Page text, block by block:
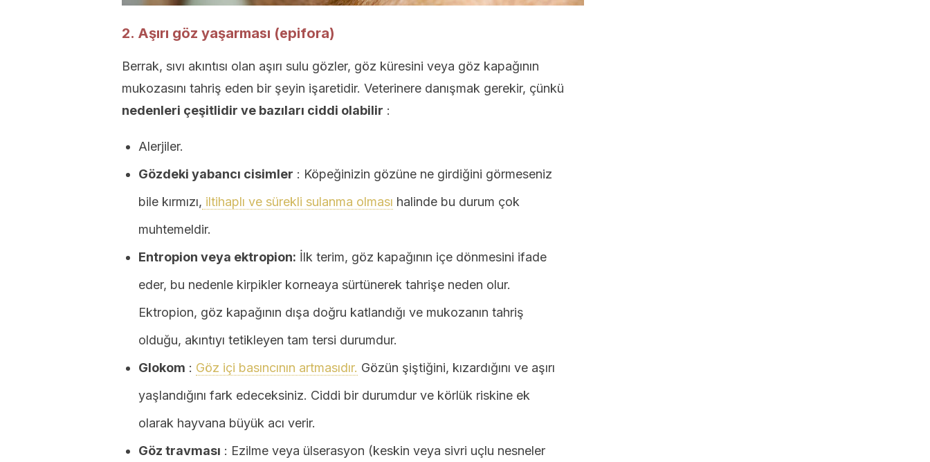
2. Aşırı göz yaşarması (epifora)
Berrak, sıvı akıntısı olan aşırı sulu gözler, göz küresini veya göz kapağının
mukozasını tahriş eden bir şeyin işaretidir. Veterinere danışmak gerekir, çünkü
nedenleri çeşitlidir ve bazıları ciddi olabilir :
Alerjiler.
Gözdeki yabancı cisimler : Köpeğinizin gözüne ne girdiğini görmeseniz
bile kırmızı, iltihaplı ve sürekli sulanma olması halinde bu durum çok
muhtemeldir.
Entropion veya ektropion: İlk terim, göz kapağının içe dönmesini ifade
eder, bu nedenle kirpikler korneaya sürtünerek tahrişe neden olur.
Ektropion, göz kapağının dışa doğru katlandığı ve mukozanın tahriş
olduğu, akıntıyı tetikleyen tam tersi durumdur.
Glokom : Göz içi basıncının artmasıdır. Gözün şiştiğini, kızardığını ve aşırı
yaşlandığını fark edeceksiniz. Ciddi bir durumdur ve körlük riskine ek
olarak hayvana büyük acı verir.
Göz travması : Ezilme veya ülserasyon (keskin veya sivri uçlu nesneler